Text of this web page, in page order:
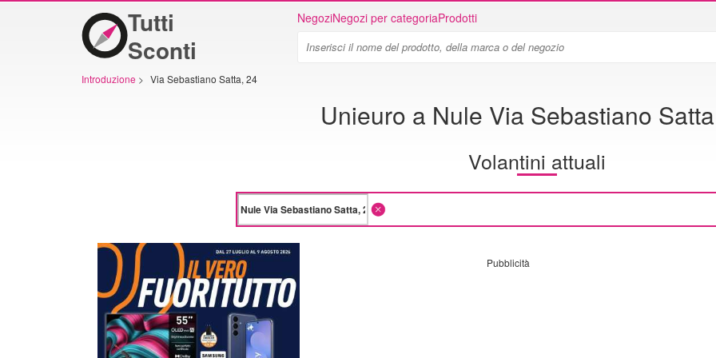
Tutti
Sconti
NegoziNegozi per categoriaProdotti
Introduzione > Via Sebastiano Satta, 24
Unieuro a Nule Via Sebastiano
Volantini attuali
Pubblicità